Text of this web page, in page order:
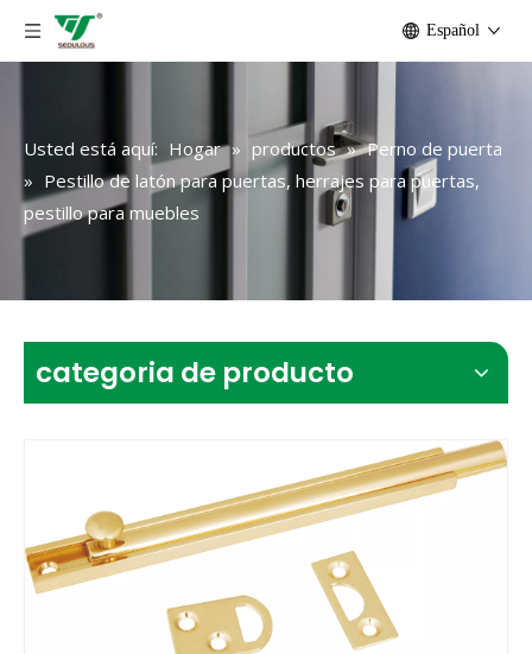
Español
Usted está aquí: Hogar » productos » Perno de puerta
» Pestillo de latón para puertas, herrajes para puertas,
pestillo para muebles
categoria de producto